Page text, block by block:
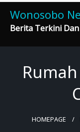
Wonosobo
Berita Terkini
HOMEPAGE